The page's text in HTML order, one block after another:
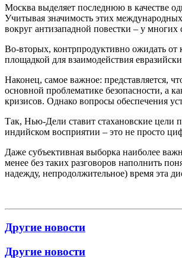
Москва выделяет последнюю в качестве
Учитывая значимость этих
вокруг антизападной повестки – у
Во-вторых, контрпродуктивно ожидать
площадкой для взаимодействия
Наконец, самое важное: представляется,
основной проблематике безопасности, а
кризисов. Однако вопросы обеспечения
Так, Нью-Дели ставит стахановские цели
индийском восприятии – это не просто
Даже субъективная выборка наиболее
менее без таких разговоров наполнить
надежду, непродолжительное) время эта
Другие новости
Другие новости